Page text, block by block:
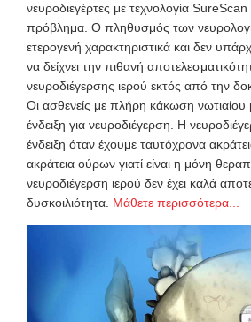
νευροδιεγέρτες με τεχνολογία
πρόβλημα. Ο πληθυσμός των
ετερογενή χαρακτηριστικά και δεν
να δείχνει την πιθανή
νευροδιέγερσης ιερού εκτός από την
Οι ασθενείς με πλήρη κάκωση νωτιαίου
ένδειξη για νευροδιέγερση. Η
ένδειξη όταν έχουμε ταυτόχρονα
ακράτεια ούρων γιατί είναι η μόνη
νευροδιέγερση ιερού δεν έχει καλά
δυσκοιλιότητα. Μάθετε περισσότερα...